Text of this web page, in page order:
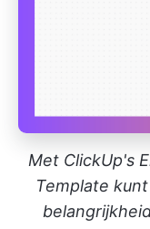
Met ClickUp's
Template